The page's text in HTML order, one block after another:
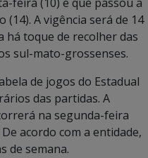
A vigência será de 14
há toque de recolher das
sul-mato-grossenses.
de jogos do Estadual
das partidas. A
na segunda-feira
De acordo com a entidade,
de semana.